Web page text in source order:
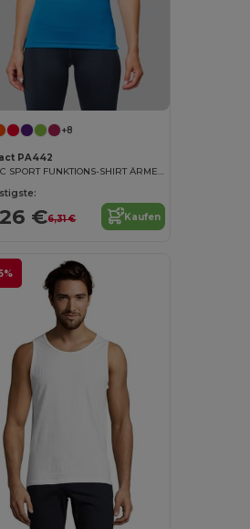
+8
PA442
BASIC SPORT FUNKTIONS-SHIRT ÄRMELLOS
€6,31 € Kaufen